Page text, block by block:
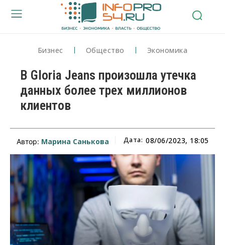
Бизнес Общество Экономика
В Gloria Jeans произошла утечка
данных более трех миллионов
клиентов
Автор: Марина Санькова Дата: 08/06/2023, 18:05